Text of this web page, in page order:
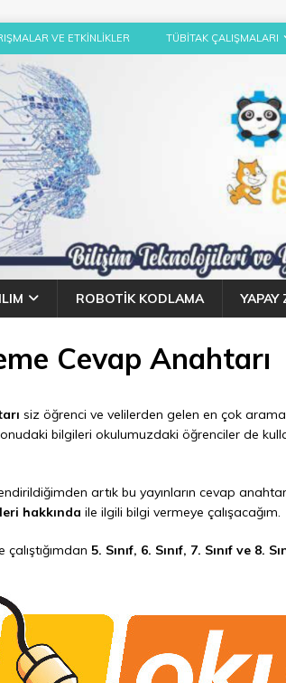
VE ETKINLIKLER TÜBITAK ÇALIŞMALARI
ROBOTIK KODLAMA YAPAY
Cevap Anahtarı
siz öğrenci ve velilerden gelen en çok
bilgileri okulumuzdaki öğrenciler de
artık bu yayınların cevap
hakkında ile ilgili bilgi vermeye çalışacağım.
5. Sınıf, 6. Sınıf, 7. Sınıf ve 8.